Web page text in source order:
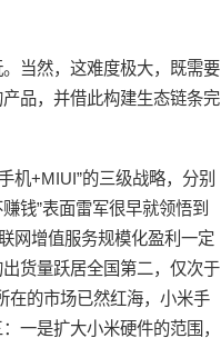
当然，这难度极大，既需要
品，并借此构建生态链条完
机+MIUI”的三级战略，分别
钱”表面雷军很早就领悟到
网增值服务规模化盈利一定
货量跃居全国第二，仅次于
在的市场已然红海，小米手
一是扩大小米硬件的范围，